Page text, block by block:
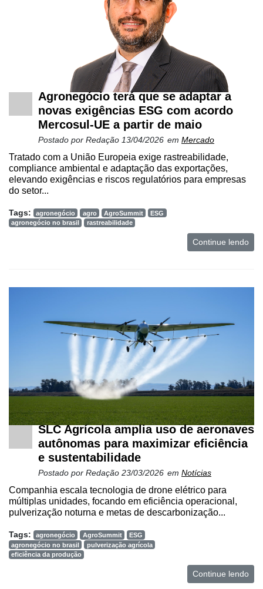
Agronegócio terá que se adaptar a
novas exigências ESG com acordo
Mercosul-UE a partir de maio
Postado por Redação 13/04/2026 em Mercado
Tratado com a União Europeia exige rastreabilidade,
compliance ambiental e adaptação das exportações,
elevando exigências e riscos regulatórios para empresas
do setor...
Tags: agronegócio agro AgroSummit
ESG
agronegócio no brasil
rastreabilidade
Continue lendo
SLC Agrícola amplia uso de aeronaves
autônomas para maximizar eficiência
e sustentabilidade
Postado por Redação 23/03/2026 em Notícias
Companhia escala tecnologia de drone elétrico para
múltiplas unidades, focando em eficiência operacional,
pulverização noturna e metas de descarbonização...
Tags: agronegócio AgroSummit
ESG
agronegócio no brasil
pulverização agrícola
eficiência da produção
Continue lendo